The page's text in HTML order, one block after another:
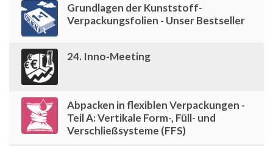
Grundlagen der Kunststoff-
Verpackungsfolien - Unser Bestseller
24. Inno-Meeting
Abpacken in flexiblen Verpackungen -
Teil A: Vertikale Form-, Füll- und
Verschließsysteme (FFS)